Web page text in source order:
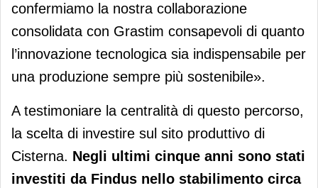
confermiamo la nostra collaborazione
consolidata con Grastim consapevoli di quanto
l’innovazione tecnologica sia indispensabile per
una produzione sempre più sostenibile».
A testimoniare la centralità di questo percorso,
la scelta di investire sul sito produttivo di
Cisterna. Negli ultimi cinque anni sono stati
investiti da Findus nello stabilimento circa